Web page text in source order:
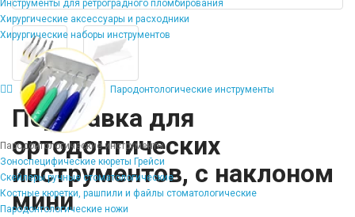
Инструменты для ретроградного пломбирования
Хирургические аксессуары и расходники
Хирургические наборы инструментов
Пародонтологические инструменты
Пародонтологические инструменты
Зоноспецифические кюреты Грейси
Скейлеры ручные стоматологические
Костные кюретки, рашпили и файлы стоматологические
Пародонтологические ножи
Подставка для
ортодонтических
инструментов, с наклоном
мини